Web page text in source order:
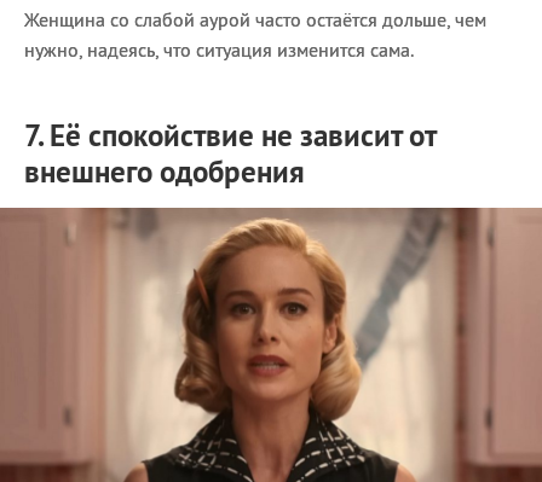
Женщина со слабой аурой часто остаётся дольше, чем
нужно, надеясь, что ситуация изменится сама.
7. Её спокойствие не зависит от
внешнего одобрения